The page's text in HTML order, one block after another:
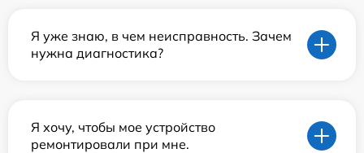
Я уже знаю, в чем неисправность. Зачем
нужна диагностика?
Я хочу, чтобы мое устройство
ремонтировали при мне.